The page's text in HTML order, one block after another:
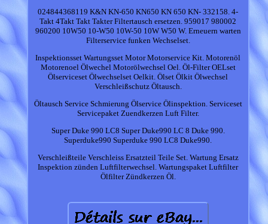
024844368119 K&N KN-650 KN650 KN 650 KN- 332158. 4-
Takt 4Takt Takt Takter Filtertausch ersetzen. 959017 980002
960200 10W50 10-W50 10W-50 10W W50 W. Erneuern warten
Filterservice funken Wechselset.
Inspektionsset Wartungsset Motor Motorservice Kit. Motorenöl
Motorenoel Ölwechel Motorölwechsel Oel. Öl-Filter OELset
Ölserviceset Ölwechselset Oelkit. Ölset Ölkit Ölwechsel
Verschleißschutz Öltausch.
Öltausch Service Schmierung Ölservice Ölinspektion. Serviceset
Servicepaket Zuendkerzen Luft Filter.
Super Duke 990 LC8 Super Duke990 LC 8 Duke 990.
Superduke990 Superduke 990 LC8 Duke990.
Verschleißteile Verschleiss Ersatzteil Teile Set. Wartung Ersatz
Inspektion zünden Luftfilterwechsel. Wartungspaket Luftfilter
Ölfilter Zündkerzen Öl.